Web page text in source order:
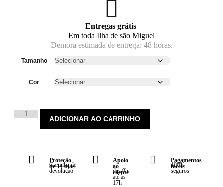
Entregas grátis
Em toda Ilha de são Miguel
Demora estimada de entrega: 48 horas.
Tamanho
Cor
ADICIONAR AO CARRINHO
Proteção
de 14 dias
Garantia de
devolução
Apoio
ao
cliente
das 9h
até às
17h
Pagamentos
fáceis
100%
seguros